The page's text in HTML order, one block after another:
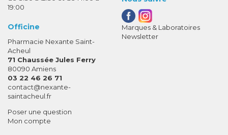
19:00
Officine
Pharmacie Nexante Saint-
Acheul
71 Chaussée Jules Ferry
80090 Amiens
03 22 46 26 71
contact-
@-
nexante-
saintacheul.fr
Poser une question
Mon compte
Marques & Laboratoires
Newsletter